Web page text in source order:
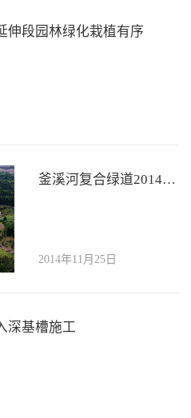
伸段园林绿化栽植有序
釜溪河复合绿道2014年度“中国风景园林学会优秀园林工程奖”最高奖项
2014年11月25日
深基槽施工